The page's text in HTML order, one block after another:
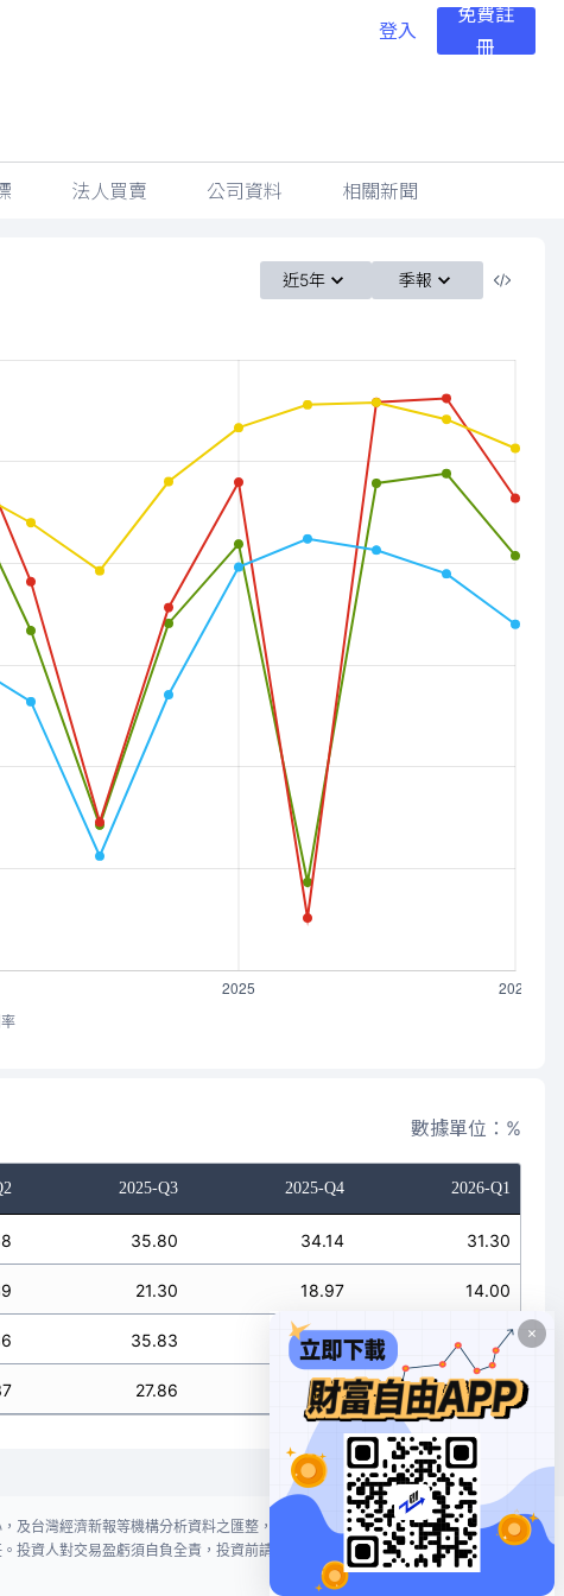
登入
免費註
冊
法人買賣 公司資料 相關新聞
近5年 季報
數據單位：%
2025-Q3 2025-Q4 2026-Q1
35.80 34.14 31.30
21.30 18.97 14.00
35.83 36.20 26.40
27.86 28.82 20.75
及台灣經濟新報等機構分析資料之匯整，本網站對投資人買賣不作任何建議或暗
投資人對交易盈虧須自負全責，投資前請謹慎評估風險。